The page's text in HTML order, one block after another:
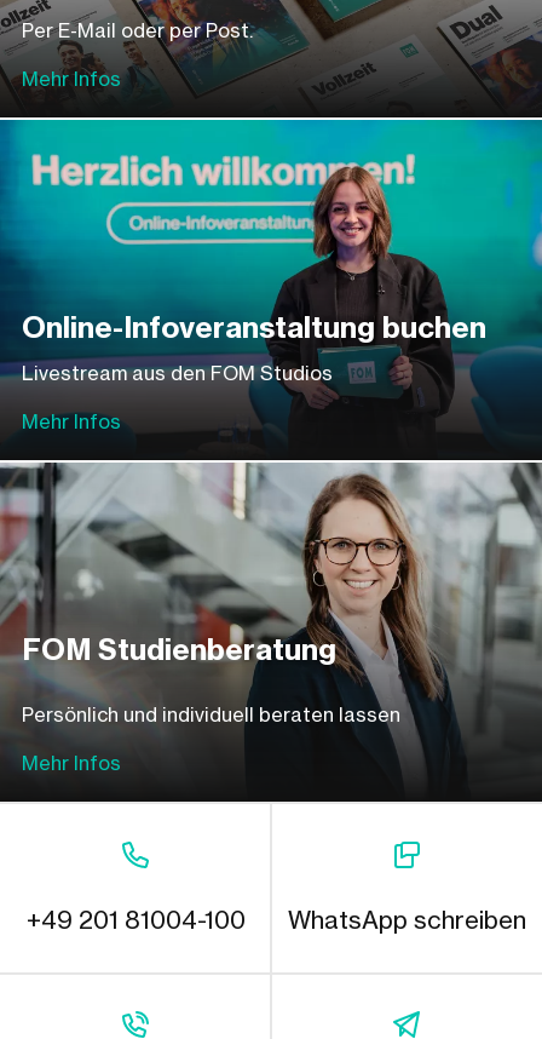
Per E-Mail oder per Post.
Mehr Infos
Online-Infoveranstaltung buchen
Livestream aus den FOM Studios
Mehr Infos
FOM Studienberatung
Persönlich und individuell beraten lassen
Mehr Infos
+49 201 81004-100 WhatsApp schreiben